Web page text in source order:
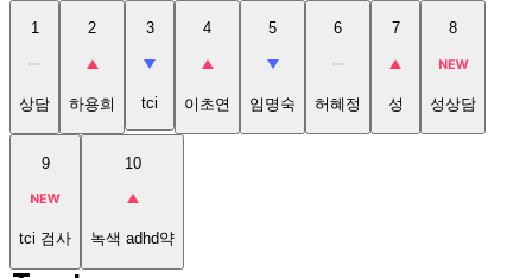
1
상담
2
하용희
3
tci
4
이초연
5
임명숙
6
허혜정
7
성
8
성상담
9
tci 검사
10
녹색 adhd약